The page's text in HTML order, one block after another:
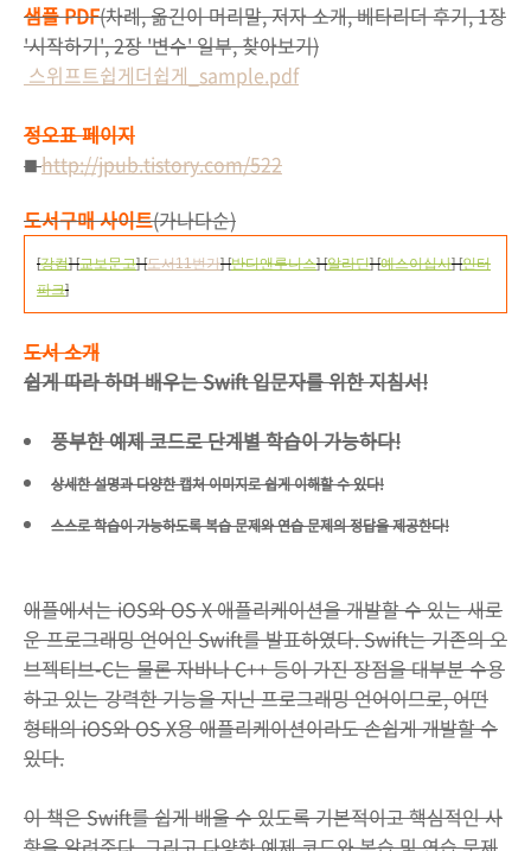
샘플 PDF(차례, 옮긴이 머리말, 저자 소개, 베타리더 후기, 1장
'시작하기', 2장 '변수' 일부, 찾아보기)
스위프트쉽게더쉽게_sample.pdf
정오표 페이지
■http://jpub.tistory.com/522
도서구매 사이트(가나다순)
[강컴] [교보문고] [도서11번가] [반디앤루니스] [알라딘] [예스이십사] [인터
파크]
도서 소개
쉽게 따라 하며 배우는 Swift 입문자를 위한 지침서!
풍부한 예제 코드로 단계별 학습이 가능하다!
상세한 설명과 다양한 캡처 이미지로 쉽게 이해할 수 있다!
스스로 학습이 가능하도록 복습 문제와 연습 문제의 정답을 제공한다!
애플에서는 iOS와 OS X 애플리케이션을 개발할 수 있는 새로
운 프로그래밍 언어인 Swift를 발표하였다. Swift는 기존의 오
브젝티브-C는 물론 자바나 C++ 등이 가진 장점을 대부분 수용
하고 있는 강력한 기능을 지닌 프로그래밍 언어이므로, 어떤
형태의 iOS와 OS X용 애플리케이션이라도 손쉽게 개발할 수
있다.
이 책은 Swift를 쉽게 배울 수 있도록 기본적이고 핵심적인 사